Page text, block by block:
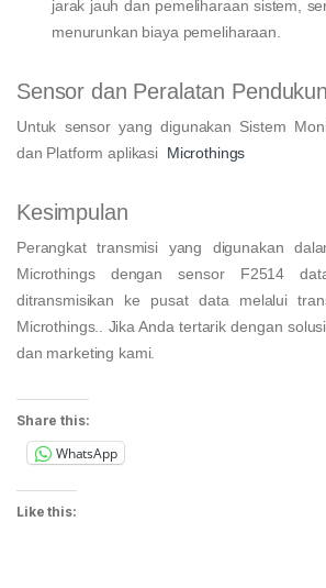
jarak jauh dan pemeliharaan sistem,
menurunkan biaya pemeliharaan.
Sensor dan Peralatan
Untuk sensor yang digunakan Sistem
dan Platform aplikasi Microthings
Kesimpulan
Perangkat transmisi yang digunakan
Microthings dengan sensor F2514
ditransmisikan ke pusat data melalui
Microthings.. Jika Anda tertarik dengan
dan marketing kami.
Share this:
WhatsApp
Like this: